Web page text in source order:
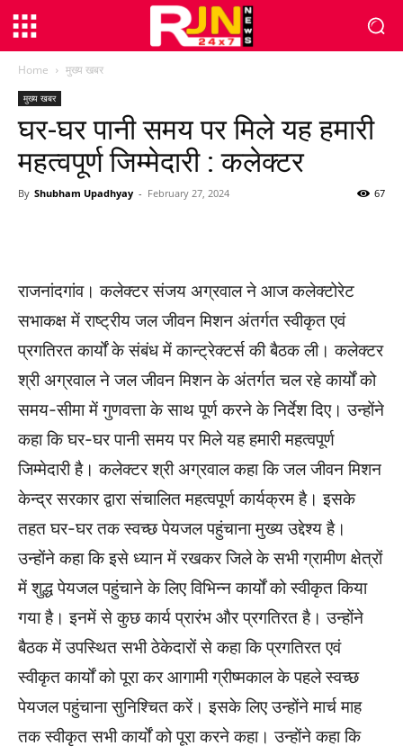
Home मुख्य खबर
मुख्य खबर
घर-घर पानी समय पर मिले यह हमारी
महत्वपूर्ण जिम्मेदारी : कलेक्टर
By Shubham Upadhyay - February 27, 2024 67
राजनांदगांव। कलेक्टर संजय अग्रवाल ने आज कलेक्टोरेट
सभाकक्ष में राष्ट्रीय जल जीवन मिशन अंतर्गत स्वीकृत एवं
प्रगतिरत कार्यों के संबंध में कान्ट्रेक्टर्स की बैठक ली। कलेक्टर
श्री अग्रवाल ने जल जीवन मिशन के अंतर्गत चल रहे कार्यों को
समय-सीमा में गुणवत्ता के साथ पूर्ण करने के निर्देश दिए। उन्होंने
कहा कि घर-घर पानी समय पर मिले यह हमारी महत्वपूर्ण
जिम्मेदारी है। कलेक्टर श्री अग्रवाल कहा कि जल जीवन मिशन
केन्द्र सरकार द्वारा संचालित महत्वपूर्ण कार्यक्रम है। इसके
तहत घर-घर तक स्वच्छ पेयजल पहुंचाना मुख्य उद्देश्य है।
उन्होंने कहा कि इसे ध्यान में रखकर जिले के सभी ग्रामीण क्षेत्रों
में शुद्ध पेयजल पहुंचाने के लिए विभिन्न कार्यों को स्वीकृत किया
गया है। इनमें से कुछ कार्य प्रारंभ और प्रगतिरत है। उन्होंने
बैठक में उपस्थित सभी ठेकेदारों से कहा कि प्रगतिरत एवं
स्वीकृत कार्यों को पूरा कर आगामी ग्रीष्मकाल के पहले स्वच्छ
पेयजल पहुंचाना सुनिश्चित करें। इसके लिए उन्होंने मार्च माह
तक स्वीकृत सभी कार्यों को पूरा करने कहा। उन्होंने कहा कि